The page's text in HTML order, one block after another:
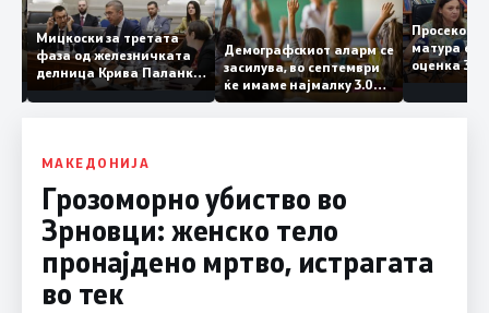
Мицкоски за третата
фаза од железничката
делница Крива Паланка
– Деве Баир: Проектот
нема да заврши на
целина
Демографскиот аларм се
засилува, во септември
ќе имаме најмалку 3.000
првачиња помалку
матура
оценка
МАКЕДОНИЈА
Грозоморно убиство во
Зрновци: женско тело
пронајдено мртво, истрагата
во тек